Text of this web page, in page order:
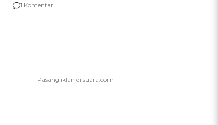
Berencana Pakai Jimat di Pakansari
1 Komentar